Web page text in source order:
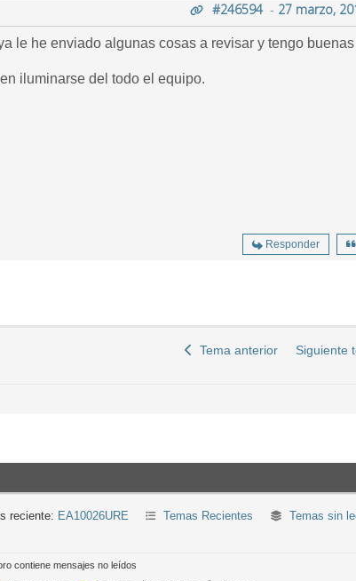
#246594- 27 marzo,
le he enviado algunas cosas a revisar y tengo buenas
iluminarse del todo el equipo.
Responder
Tema anterior Siguiente
reciente: EA10026URE Temas Recientes
Temas sin
contiene mensajes no leídos